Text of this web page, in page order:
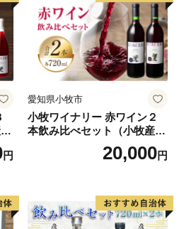
ト室 〒444-1333
目3番28
lg.jp
円
愛知県小牧市
小牧ワイナリー 赤ワイン２
本飲み比べセット（小牧産ぶ
どう100％使用）20,000円